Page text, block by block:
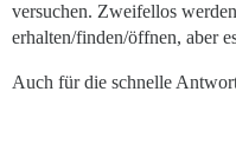
versuchen. Zweifellos
erhalten/finden/öffnen, aber
Auch für die schnelle